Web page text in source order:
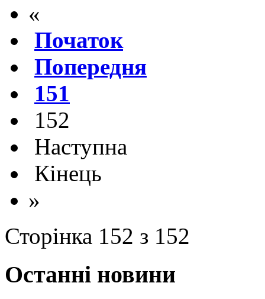
«
Початок
Попередня
151
152
Наступна
Кінець
»
Сторінка 152 з 152
Останні новини